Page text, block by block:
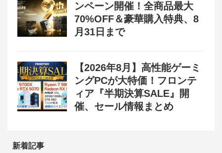
ンペーン開催！全商品最大
70%OFF＆豪華購入特典、8
月31日まで
【2026年8月】高性能ゲーミ
ングPCが大特価！フロンテ
ィア『半期決算SALE』開
催、セール情報まとめ
新着記事